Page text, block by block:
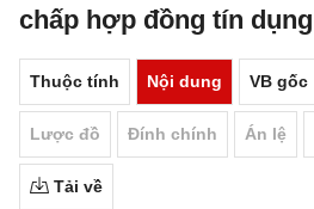
chấp hợp đồng tín dụng
Thuộc tính Nội dung VB gốc
Lược đồ Đính chính Án lệ
Tải về